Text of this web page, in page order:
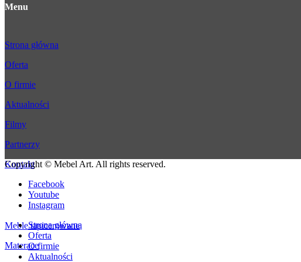
Menu
Strona główna
Oferta
O firmie
Aktualności
Filmy
Partnerzy
Kontakt
Oferta
Meble tapicerowane
Materace
Copyright © Mebel Art. All rights reserved.
Facebook
Youtube
Instagram
Strona główna
Oferta
O firmie
Aktualności